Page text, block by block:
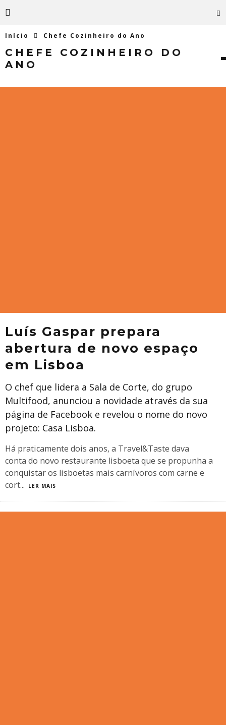
Início Chefe Cozinheiro do Ano
CHEFE COZINHEIRO DO
ANO
Luís Gaspar prepara
abertura de novo espaço
em Lisboa
O chef que lidera a Sala de Corte, do grupo
Multifood, anunciou a novidade através da sua
página de Facebook e revelou o nome do novo
projeto: Casa Lisboa.
Há praticamente dois anos, a Travel&Taste dava
conta do novo restaurante lisboeta que se propunha a
conquistar os lisboetas mais carnívoros com carne e
cort... LER MAIS